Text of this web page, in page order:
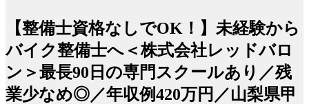
【整備士資格なしでOK！】未経験から
バイク整備士へ＜株式会社レッドバロ
ン＞最長90日の専門スクールあり／残
業少なめ◎／年収例420万円／山梨県甲